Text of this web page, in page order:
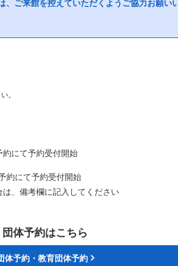
、ご来館を控えていただくようご協力お願い
。
約にて予約受付開始
約にて予約受付開始
は、備考欄に記入してください
団体予約はこちら
体予約・教育団体予約